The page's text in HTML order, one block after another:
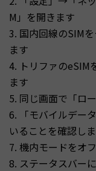
M」を開きます
3. 国内回線のSIM
ます
4. トリファのeSIM
ます
5. 同じ画面で「ロ
6. 「モバイルデー
いることを確認し
7. 機内モードをオ
8. ステータスバー